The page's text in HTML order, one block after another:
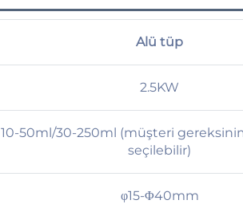
Alü tüp
2.5KW
10-50ml/30-250ml (müşteri
seçilebilir)
φ15-Φ40mm